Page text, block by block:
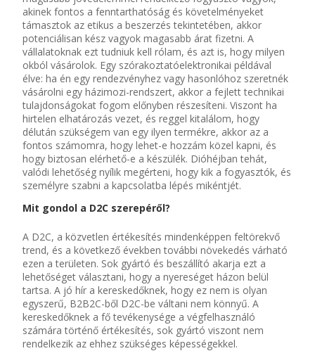
akinek fontos a fenntarthatóság és követelményeket
támasztok az etikus a beszerzés tekintetében, akkor
potenciálisan kész vagyok magasabb árat fizetni. A
vállalatoknak ezt tudniuk kell rólam, és azt is, hogy milyen
okból vásárolok. Egy szórakoztatóelektronikai példával
élve: ha én egy rendezvényhez vagy hasonlóhoz szeretnék
vásárolni egy házimozi-rendszert, akkor a fejlett technikai
tulajdonságokat fogom előnyben részesíteni. Viszont ha
hirtelen elhatározás vezet, és reggel kitalálom, hogy
délután szükségem van egy ilyen termékre, akkor az a
fontos számomra, hogy lehet-e hozzám közel kapni, és
hogy biztosan elérhető-e a készülék. Dióhéjban tehát,
valódi lehetőség nyílik megérteni, hogy kik a fogyasztók, és
személyre szabni a kapcsolatba lépés mikéntjét.
Mit gondol a D2C szerepéről?
A D2C, a közvetlen értékesítés mindenképpen feltörekvő
trend, és a következő években további növekedés várható
ezen a területen. Sok gyártó és beszállító akarja ezt a
lehetőséget választani, hogy a nyereséget házon belül
tartsa. A jó hír a kereskedőknek, hogy ez nem is olyan
egyszerű, B2B2C-ből D2C-be váltani nem könnyű. A
kereskedőknek a fő tevékenysége a végfelhasználó
számára történő értékesítés, sok gyártó viszont nem
rendelkezik az ehhez szükséges képességekkel.